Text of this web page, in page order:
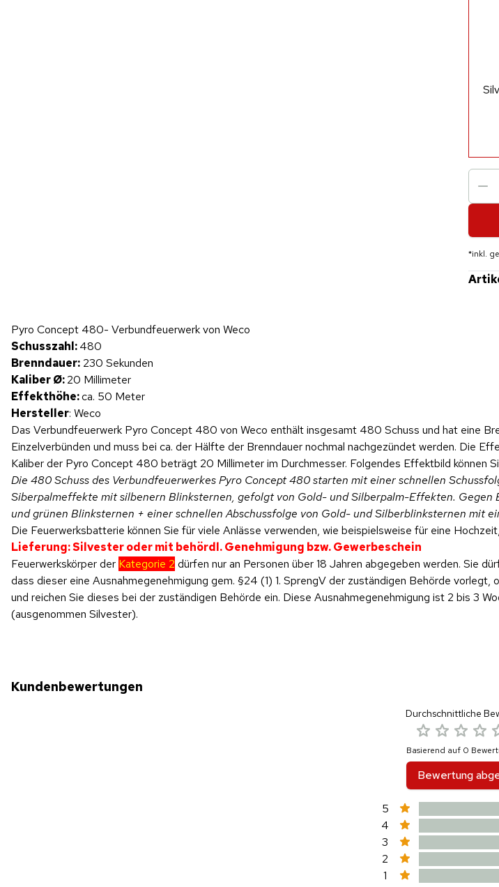
*inkl.
Produktvideo
Pyro Concept 480- Verbundfeuerwerk von Weco
Schusszahl:480
Brenndauer: 230 Sekunden
Kaliber Ø:20 Millimeter
Effekthöhe:ca. 50 Meter
Hersteller: Weco
Das Verbundfeuerwerk Pyro Concept 480 von Weco enthält insgesamt 480 Schuss und hat eine
Einzelverbünden und muss bei ca. der Hälfte der Brenndauer nochmal nachgezündet werden. Die
Kaliber der Pyro Concept 480 beträgt 20 Millimeter im Durchmesser. Folgendes Effektbild können
Die 480 Schuss des Verbundfeuerwerkes Pyro Concept 480 starten mit einer schnellen
Siberpalmeffekte mit silbenern Blinksternen, gefolgt von Gold- und Silberpalm-Effekten. Gegen
und grünen Blinksternen + einer schnellen Abschussfolge von Gold- und Silberblinksternen mit
Die Feuerwerksbatterie können Sie für viele Anlässe verwenden, wie beispielsweise für eine
Lieferung: Silvester oder mit behördl. Genehmigung bzw. Gewerbeschein
Feuerwerkskörper der Kategorie 2 dürfen nur an Personen über 18 Jahren abgegeben werden. Sie
dass dieser eine Ausnahmegenehmigung gem. §24 (1) 1. SprengV der zuständigen Behörde
und reichen Sie dieses bei der zuständigen Behörde ein. Diese Ausnahmegenehmigung ist 2 bis 3
(ausgenommen Silvester).
Kundenbewertungen
Durchschnittliche
Basierend auf 0
Bewertung
5
4
3
2
1